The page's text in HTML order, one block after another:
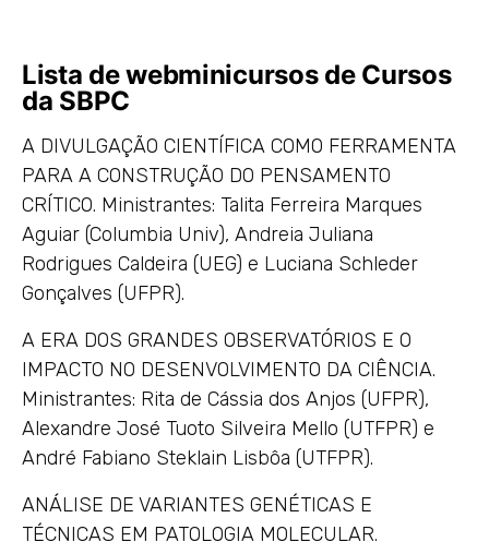
Lista de webminicursos de Cursos
da SBPC
A DIVULGAÇÃO CIENTÍFICA COMO FERRAMENTA
PARA A CONSTRUÇÃO DO PENSAMENTO
CRÍTICO. Ministrantes: Talita Ferreira Marques
Aguiar (Columbia Univ), Andreia Juliana
Rodrigues Caldeira (UEG) e Luciana Schleder
Gonçalves (UFPR).
A ERA DOS GRANDES OBSERVATÓRIOS E O
IMPACTO NO DESENVOLVIMENTO DA CIÊNCIA.
Ministrantes: Rita de Cássia dos Anjos (UFPR),
Alexandre José Tuoto Silveira Mello (UTFPR) e
André Fabiano Steklain Lisbôa (UTFPR).
ANÁLISE DE VARIANTES GENÉTICAS E
TÉCNICAS EM PATOLOGIA MOLECULAR.